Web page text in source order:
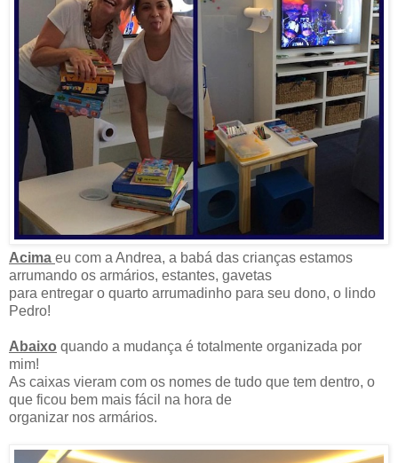
Acima eu com a Andrea, a babá das crianças estamos
arrumando os armários, estantes, gavetas
para entregar o quarto arrumadinho para seu dono, o lindo
Pedro!
Abaixo quando a mudança é totalmente organizada por
mim!
As caixas vieram com os nomes de tudo que tem dentro, o
que ficou bem mais fácil na hora de
organizar nos armários.